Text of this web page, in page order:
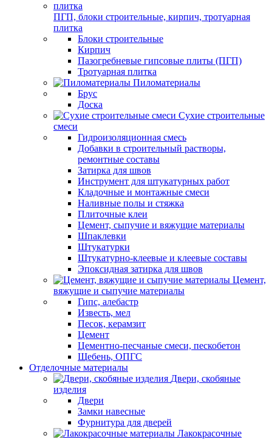
ПГП, блоки строительные, кирпич, тротуарная
плитка
Блоки строительные
Кирпич
Пазогребневые гипсовые плиты (ПГП)
Тротуарная плитка
Пиломатериалы
Брус
Доска
Сухие строительные
смеси
Гидроизоляционная смесь
Добавки в строительный растворы,
ремонтные составы
Затирка для швов
Инструмент для штукатурных работ
Кладочные и монтажные смеси
Наливные полы и стяжка
Плиточные клеи
Цемент, сыпучие и вяжущие материалы
Шпаклевки
Штукатурки
Штукатурно-клеевые и клеевые составы
Эпоксидная затирка для швов
Цемент,
вяжущие и сыпучие материалы
Гипс, алебастр
Известь, мел
Песок, керамзит
Цемент
Цементно-песчаные смеси, пескобетон
Щебень, ОПГС
Отделочные материалы
Двери, скобяные
изделия
Двери
Замки навесные
Фурнитура для дверей
Лакокрасочные